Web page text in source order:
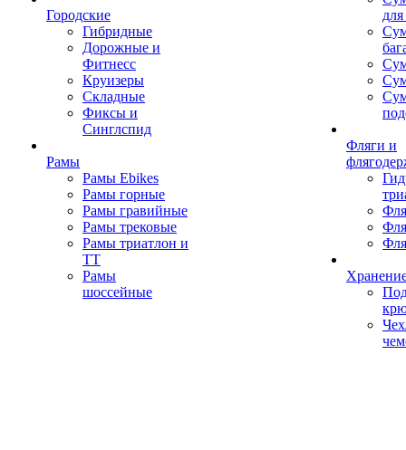
Городские
Гибридные
Дорожные и
Фитнесс
Круизеры
Складные
Фиксы и
Синглспид
Рамы
Рамы Ebikes
Рамы горные
Рамы гравийные
Рамы трековые
Рамы триатлон и
ТТ
Рамы
шоссейные
Фляги и